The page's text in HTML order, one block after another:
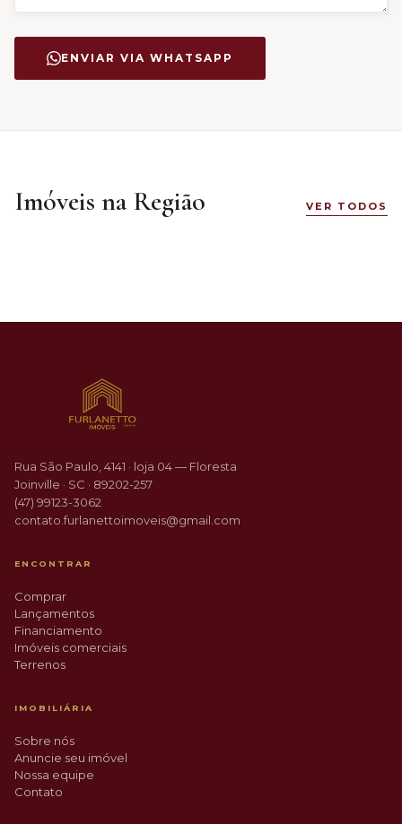
ENVIAR VIA WHATSAPP
Imóveis na Região VER TODOS
Rua São Paulo, 4141 · loja 04 — Floresta
Joinville · SC · 89202-257
(47) 99123-3062
contato.furlanettoimoveis@gmail.com
ENCONTRAR
Comprar
Lançamentos
Financiamento
Imóveis comerciais
Terrenos
IMOBILIÁRIA
Sobre nós
Anuncie seu imóvel
Nossa equipe
Contato